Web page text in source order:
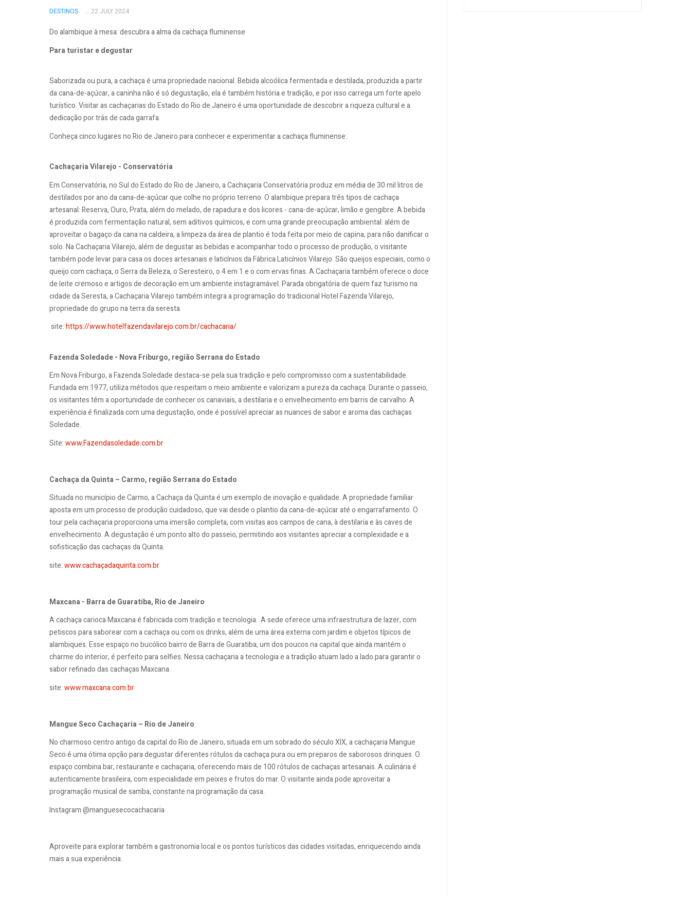
DESTINOS 22 JULY 2024
Do alambique à mesa: descubra a alma da cachaça fluminense
Para turistar e degustar
Saborizada ou pura, a cachaça é uma propriedade nacional. Bebida alcoólica fermentada e destilada, produzida a partir
da cana-de-açúcar, a caninha não é só degustação, ela é também história e tradição, e por isso carrega um forte apelo
turístico. Visitar as cachaçarias do Estado do Rio de Janeiro é uma oportunidade de descobrir a riqueza cultural e a
dedicação por trás de cada garrafa.
Conheça cinco lugares no Rio de Janeiro para conhecer e experimentar a cachaça fluminense:
Cachaçaria Vilarejo - Conservatória
Em Conservatória, no Sul do Estado do Rio de Janeiro, a Cachaçaria Conservatória produz em média de 30 mil litros de
destilados por ano da cana-de-açúcar que colhe no próprio terreno. O alambique prepara três tipos de cachaça
artesanal: Reserva, Ouro, Prata, além do melado, de rapadura e dos licores - cana-de-açúcar, limão e gengibre. A bebida
é produzida com fermentação natural, sem aditivos químicos, e com uma grande preocupação ambiental: além de
aproveitar o bagaço da cana na caldeira, a limpeza da área de plantio é toda feita por meio de capina, para não danificar o
solo. Na Cachaçaria Vilarejo, além de degustar as bebidas e acompanhar todo o processo de produção, o visitante
também pode levar para casa os doces artesanais e laticínios da Fábrica Laticínios Vilarejo. São queijos especiais, como o
queijo com cachaça, o Serra da Beleza, o Seresteiro, o 4 em 1 e o com ervas finas. A Cachaçaria também oferece o doce
de leite cremoso e artigos de decoração em um ambiente instagramável. Parada obrigatória de quem faz turismo na
cidade da Seresta, a Cachaçaria Vilarejo também integra a programação do tradicional Hotel Fazenda Vilarejo,
propriedade do grupo na terra da seresta.
site:https://www.hotelfazendavilarejo.com.br/cachacaria/
Fazenda Soledade - Nova Friburgo, região Serrana do Estado
Em Nova Friburgo, a Fazenda Soledade destaca-se pela sua tradição e pelo compromisso com a sustentabilidade.
Fundada em 1977, utiliza métodos que respeitam o meio ambiente e valorizam a pureza da cachaça. Durante o passeio,
os visitantes têm a oportunidade de conhecer os canaviais, a destilaria e o envelhecimento em barris de carvalho. A
experiência é finalizada com uma degustação, onde é possível apreciar as nuances de sabor e aroma das cachaças
Soledade.
Site:www.Fazendasoledade.com.br
Cachaça da Quinta – Carmo, região Serrana do Estado
Situada no município de Carmo, a Cachaça da Quinta é um exemplo de inovação e qualidade. A propriedade familiar
aposta em um processo de produção cuidadoso, que vai desde o plantio da cana-de-açúcar até o engarrafamento. O
tour pela cachaçaria proporciona uma imersão completa, com visitas aos campos de cana, à destilaria e às caves de
envelhecimento. A degustação é um ponto alto do passeio, permitindo aos visitantes apreciar a complexidade e a
sofisticação das cachaças da Quinta.
site:www.cachaçadaquinta.com.br
Maxcana - Barra de Guaratiba, Rio de Janeiro
A cachaça carioca Maxcana é fabricada com tradição e tecnologia. A sede oferece uma infraestrutura de lazer, com
petiscos para saborear com a cachaça ou com os drinks, além de uma área externa com jardim e objetos típicos de
alambiques. Esse espaço no bucólico bairro de Barra de Guaratiba, um dos poucos na capital que ainda mantém o
charme do interior, é perfeito para selfies. Nessa cachaçaria a tecnologia e a tradição atuam lado a lado para garantir o
sabor refinado das cachaças Maxcana.
site:www.maxcana.com.br
Mangue Seco Cachaçaria – Rio de Janeiro
No charmoso centro antigo da capital do Rio de Janeiro, situada em um sobrado do século XIX, a cachaçaria Mangue
Seco é uma ótima opção para degustar diferentes rótulos da cachaça pura ou em preparos de saborosos drinques. O
espaço combina bar, restaurante e cachaçaria, oferecendo mais de 100 rótulos de cachaças artesanais. A culinária é
autenticamente brasileira, com especialidade em peixes e frutos do mar. O visitante ainda pode aproveitar a
programação musical de samba, constante na programação da casa.
Instagram @manguesecocachacaria
Aproveite para explorar também a gastronomia local e os pontos turísticos das cidades visitadas, enriquecendo ainda
mais a sua experiência.